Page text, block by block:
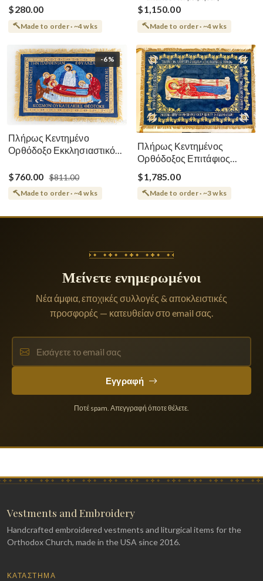
$280.00
Made to order · ~4 wks
$1,150.00
Made to order · ~4 wks
-6%
Πλήρως Κεντημένο
Ορθόδοξο Εκκλησιαστικό
Θεοτόκου
$760.00 $811.00
Made to order · ~4 wks
Πλήρως Κεντημένος
Ορθόδοξος Επιτάφιος
Κοίμησης
$1,785.00
Made to order · ~3 wks
Μείνετε ενημερωμένοι
Νέα άμφια, εποχικές συλλογές & αποκλειστικές
προσφορές — κατευθείαν στο email σας.
Εγγραφή
Ποτέ spam. Απεγγραφή όποτε θέλετε.
Vestments and Embroidery
Handcrafted embroidered vestments and liturgical items for the
Orthodox Church, made in the USA since 2016.
ΚΑΤΆΣΤΗΜΑ